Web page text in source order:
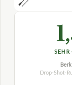
SEHR
Drop-Shot-